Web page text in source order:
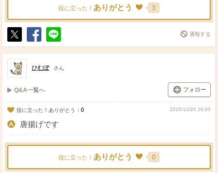
役に立った！ ありがとう 3
ポ
ス
ト
シ
ェ
送
る
通報する
ひむぽ さん
Q&A一覧へ フォロー
役に立った！ありがとう： 0 2025/12/26 16:00
唐揚げです
役に立った！ ありがとう 0